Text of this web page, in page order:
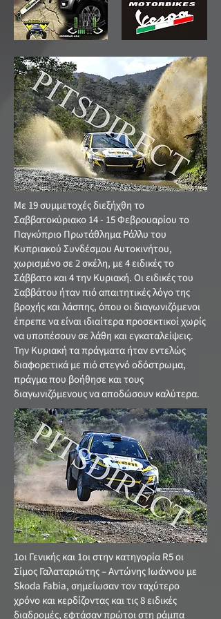
Με 19 συμμετοχές διεξήχθη το
Σαββατοκύριακο 14 - 15 Φεβρουαρίου το
Παγκύπριο Πρωτάθλημα Ράλλυ του
Κυπριακού Συνδέσμου Αυτοκινήτου,
χωρισμένο σε 2 σκέλη, με 4 ειδικές το
Σάββατο και 4 την Κυριακή. Οι ειδικές του
Σαββάτου ήταν πιό απαιτητικές λόγο της
βροχής και λάσπης, όπου οι διαγωνιζόμενοι
έπρεπε να είναι ιδιαίτερα προσεκτικοί χωρίς
να υποπέσουν σε λάθη και εγκαταλείψεις.
Την Κυριακή τα πράγματα ήταν εντελώς
διαφορετικά με πιό στεγνό οδόστρωμα,
πράγμα που βοήθησε και τους
διαγωνιζόμενους να αποδώσουν καλύτερα.
1οι Γενικής και 1οι στην κατηγορία R5 οι
Σίμος Γαλαταριώτης – Αντώνης Ιωάννου με
Skoda Fabia, σημείωσαν τον ταχύτερο
χρόνο και κερδίζοντας και τις 8 ειδικές
διαδρομές, εφτάσαν πρώτοι στη ράμπα